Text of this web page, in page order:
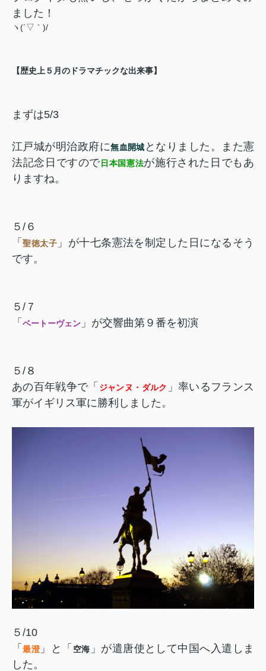
ました！
ヽ(´▽｀)/
【歴史上５月のドラマチックな出来事】
まずは5/3
江戸城が明治政府に無血開城 となりました。また憲
法記念日ですので日本国憲法が施行された日でもあ
りますね。
５/６
「聖徳太子 」が十七条憲法を制定した日になるそう
です。
５/７
「 ベートーヴェン 」が交響曲第９番を初演
５/８
あの百年戦争で「 ジャンヌ・ダルク 」率いるフランス
軍がイギリス軍に勝利しました。
５/10
「最澄 」と「 空海 」が遣唐使として中国へ入遣しま
した。